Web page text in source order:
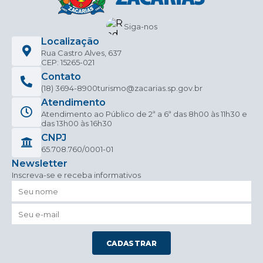
Siga-nos
Localização
Rua Castro Alves, 637
CEP: 15265-021
Contato
(18) 3694-8900turismo@zacarias.sp.gov.br
Atendimento
Atendimento ao Público de 2ª a 6ª das 8h00 às 11h30 e
das 13h00 às 16h30
CNPJ
65.708.760/0001-01
Newsletter
Inscreva-se e receba informativos
CADASTRAR